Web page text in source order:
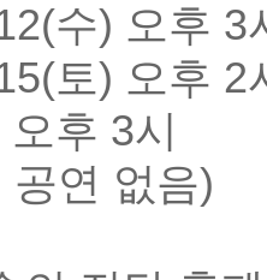
후 3시,
후 2시
3시
없음)